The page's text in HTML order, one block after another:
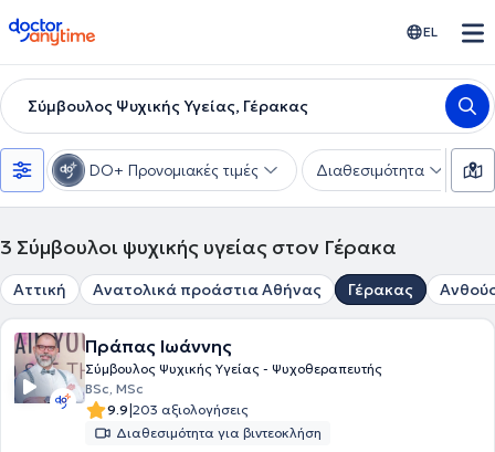
doctoranytime EL
Σύμβουλος Ψυχικής Υγείας, Γέρακας
DO+ Προνομιακές τιμές Διαθεσιμότητα
3 Σύμβουλοι ψυχικής υγείας στον Γέρακα
Αττική Ανατολικά προάστια Αθήνας Γέρακας
Πράπας Ιωάννης
Σύμβουλος Ψυχικής Υγείας - Ψυχοθεραπευτής
BSc, MSc
9.9|203 αξιολογήσεις
Διαθεσιμότητα για βιντεοκλήση